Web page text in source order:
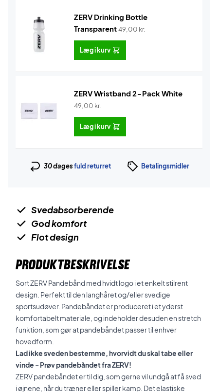
ZERV Drinking Bottle
Transparent49,00 kr.
Læg i kurv
ZERV Wristband 2-Pack White
49,00 kr.
Læg i kurv
30 dagesfuld returret Betalingsmidler
Svedabsorberende
God komfort
Flot design
PRODUKTBESKRIVELSE
Sort ZERV Pandebånd med hvidt logo i et enkelt stilrent
design. Perfekt til den langhåret og/eller svedige
sportsudøver. Pandebåndet er produceret i et yderst
komfortabelt materiale, og indeholder desuden en stretch
funktion, som gør at pandebåndet passer til enhver
hovedform.
Lad ikke sveden bestemme, hvorvidt du skal tabe eller
vinde - Prøv pandebåndet fra ZERV!
ZERV pandebåndet er til dig, som gerne vil undgå at få sved
i øjnene, når du træner eller spiller kamp. Det elastiske